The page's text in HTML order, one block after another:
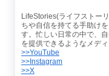
LifeStories(ライフストー
ちや自信を持てる手助け
す。忙しい日常の中で、
を提供できるようなメデ
>>YouTube
>>Instagram
>>X